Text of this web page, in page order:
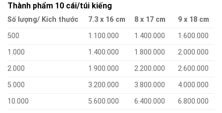
Thành phẩm 10 cái/túi kiếng
Số lượng/ Kích thước 7.3 x 16 cm 8 x 17 cm
9 x 18 cm
500
1.100.000 1.400.000
1.600.000
1.000
1.400.000 1.800.000
2.000.000
2.000
1.900.000 2.200.000
2.600.000
5.000
3.200.000 3.800.000
4.000.000
10.000
5.600.000 6.400.000
6.800.000